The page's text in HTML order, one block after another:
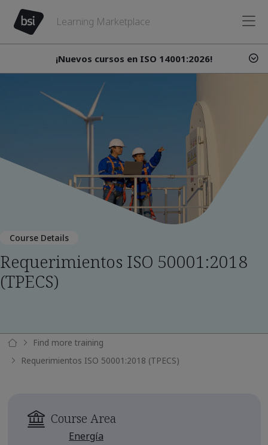
Learning Marketplace
¡Nuevos cursos en ISO 14001:2026!
Course Details
Requerimientos ISO 50001:2018
(TPECS)
Find more training
Requerimientos ISO 50001:2018 (TPECS)
Course Area
Energía